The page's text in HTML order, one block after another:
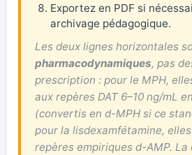
Exportez en PDF si
archivage pédagogique.
Les deux lignes horizontales
pharmacodynamiques, pas
prescription : pour le MPH,
aux repères DAT 6–10 ng/mL
(convertis en d-MPH si ce
pour la lisdexamfétamine,
repères empiriques d-AMP. La